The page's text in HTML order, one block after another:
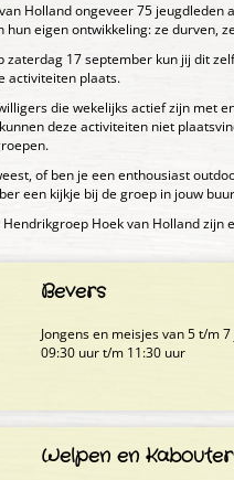
Holland ongeveer 75
eigen ontwikkeling: ze durven,
zaterdag 17 september kun jij dit
activiteiten plaats.
die wekelijks actief zijn met
deze activiteiten niet
of ben je een enthousiast
een kijkje bij de groep in jouw
Hendrikgroep Hoek van Holland
Bevers
Jongens en meisjes van 5 t/m
09:30 uur t/m 11:30 uur
Welpen en